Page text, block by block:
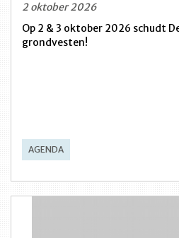
2 oktober 2026
Op 2 & 3 oktober 2026 schudt
grondvesten!
AGENDA